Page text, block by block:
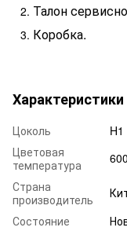
Талон
Коробка.
Характеристики
Цоколь
H1
Цветовая
температура
Страна
производитель
Состояние